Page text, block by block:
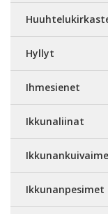
Hyllyt
Ihmesienet
Ikkunaliinat
Ikkunanpesimet